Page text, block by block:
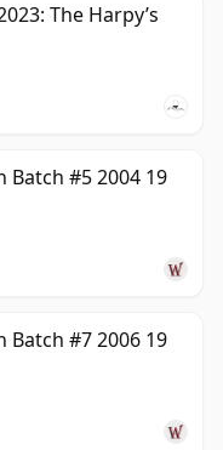
The Harpy’s
Batch #5 2004 19
Batch #7 2006 19